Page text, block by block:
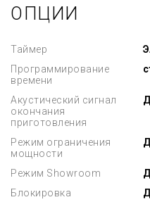
ОПЦИИ
Таймер
Программирование
времени
Акустический сигнал
окончания
приготовления
Режим ограничения
мощности
Режим Showroom
Блокировка